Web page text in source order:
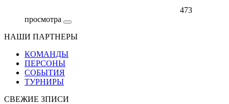
473
просмотра
НАШИ ПАРТНЕРЫ
КОМАНДЫ
ПЕРСОНЫ
СОБЫТИЯ
ТУРНИРЫ
СВЕЖИЕ ЗПИСИ